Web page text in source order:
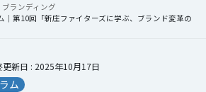
ブランディング
│第10回「新庄ファイターズに学ぶ、ブランド変革の
新日 : 2025年10月17日
ム